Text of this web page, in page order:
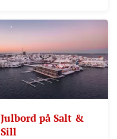
Julbord på Salt &
Sill